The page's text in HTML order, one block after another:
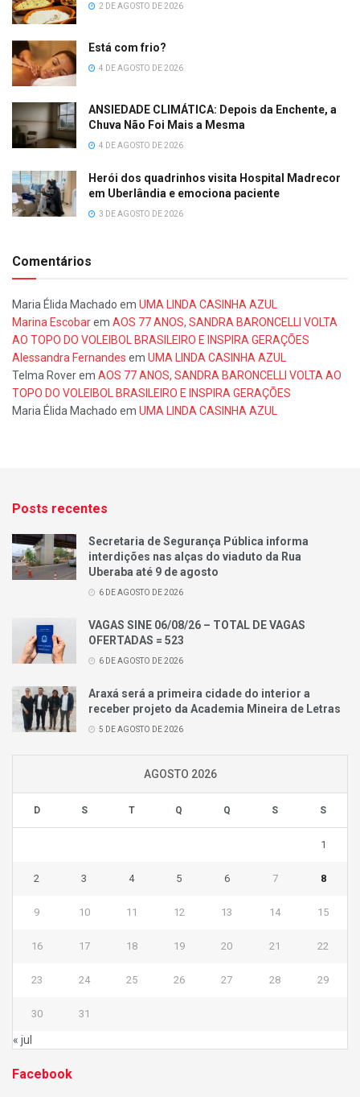
2 DE AGOSTO DE 2026
Está com frio?
4 DE AGOSTO DE 2026
ANSIEDADE CLIMÁTICA: Depois da Enchente, a
Chuva Não Foi Mais a Mesma
4 DE AGOSTO DE 2026
Herói dos quadrinhos visita Hospital Madrecor
em Uberlândia e emociona paciente
3 DE AGOSTO DE 2026
Comentários
Maria Élida Machado em UMA LINDA CASINHA AZUL
Marina Escobarem AOS 77 ANOS, SANDRA BARONCELLI VOLTA
AO TOPO DO VOLEIBOL BRASILEIRO E INSPIRA GERAÇÕES
Alessandra Fernandes em UMA LINDA CASINHA AZUL
Telma Roverem AOS 77 ANOS, SANDRA BARONCELLI VOLTA AO
TOPO DO VOLEIBOL BRASILEIRO E INSPIRA GERAÇÕES
Maria Élida Machado em UMA LINDA CASINHA AZUL
Posts recentes
Secretaria de Segurança Pública informa
interdições nas alças do viaduto da Rua
Uberaba até 9 de agosto
6 DE AGOSTO DE 2026
VAGAS SINE 06/08/26 – TOTAL DE VAGAS
OFERTADAS = 523
6 DE AGOSTO DE 2026
Araxá será a primeira cidade do interior a
receber projeto da Academia Mineira de Letras
5 DE AGOSTO DE 2026
AGOSTO 2026
D S T Q Q S S
1
2 3 4 5 6 7 8
9 10 11 12 13 14 15
16 17 18 19 20 21 22
23 24 25 26 27 28 29
30 31
« jul
Facebook